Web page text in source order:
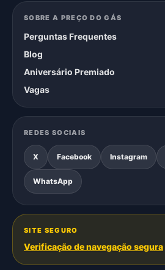
SOBRE A PREÇO DO GÁS
Perguntas Frequentes
Blog
Aniversário Premiado
Vagas
REDES SOCIAIS
X Facebook Instagram
WhatsApp
SITE SEGURO
Verificação de navegação segura